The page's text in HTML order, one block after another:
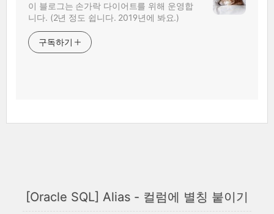
이 블로그는 손가락 다이어트를 위해 운영합
니다. (2년 정도 쉽니다. 2019년에 봐요.)
구독하기
[Oracle SQL] Alias - 컬럼에 별칭 붙이기